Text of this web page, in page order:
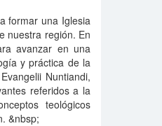
formar una Iglesia
nuestra región. En
avanzar en una
y práctica de la
Nuntiandi,
referidos a la
teológicos
&nbsp;